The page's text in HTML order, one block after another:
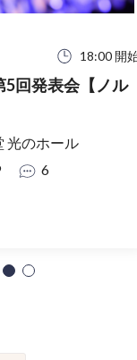
18:00 開
5回発表会【ノル
光のホール
6